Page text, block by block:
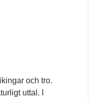
och tro.
uttal. I